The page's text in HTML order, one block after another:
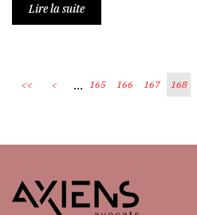
Lire la suite
<< < ... 165 166 167 168